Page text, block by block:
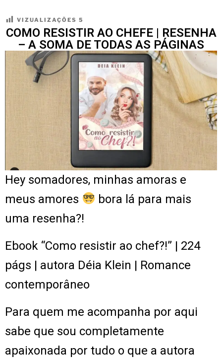
VIZUALIZAÇÕES 5
COMO RESISTIR AO CHEFE | RESENHA
– A SOMA DE TODAS AS PÁGINAS
Hey somadores, minhas amoras e
meus amores
bora lá para mais
uma resenha?!
Ebook “Como resistir ao chef?!” | 224
págs | autora Déia Klein | Romance
contemporâneo
Para quem me acompanha por aqui
sabe que sou completamente
apaixonada por tudo o que a autora